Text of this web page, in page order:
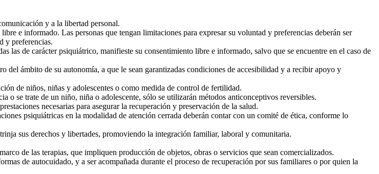
y a la libertad personal.
e informado. Las personas que tengan limitaciones para expresar su voluntad y preferencias deberán ser
y preferencias.
de carácter psiquiátrico, manifieste su consentimiento libre e informado, salvo que se encuentre en el caso de
ámbito de su autonomía, a que le sean garantizadas condiciones de accesibilidad y a recibir apoyo y
de niños, niñas y adolescentes o como medida de control de fertilidad.
se trate de un niño, niña o adolescente, sólo se utilizarán métodos anticonceptivos reversibles.
necesarias para asegurar la recuperación y preservación de la salud.
psiquiátricas en la modalidad de atención cerrada deberán contar con un comité de ética, conforme lo
sus derechos y libertades, promoviendo la integración familiar, laboral y comunitaria.
de las terapias, que impliquen producción de objetos, obras o servicios que sean comercializados.
de autocuidado, y a ser acompañada durante el proceso de recuperación por sus familiares o por quien la